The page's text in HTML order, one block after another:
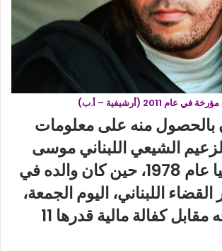
2011 (أرشيفية – أ.ب)
بالحصول منه على معلومات
الشيعي اللبناني موسى
الصدر في ليبيا عام 1978، حين كان والده في
اللبناني، اليوم الجمعة،
بإطلاق سراحه مقابل كفالة مالية قدرها 11